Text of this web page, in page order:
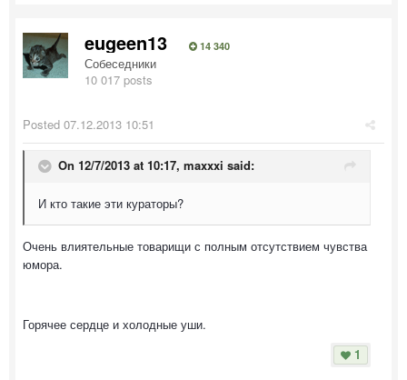
eugeen13 14 340
Собеседники
10 017 posts
Posted 07.12.2013 10:51
On 12/7/2013 at 10:17, maxxxi said:
И кто такие эти кураторы?
Очень влиятельные товарищи с полным отсутствием чувства
юмора.
Горячее сердце и холодные уши.
1